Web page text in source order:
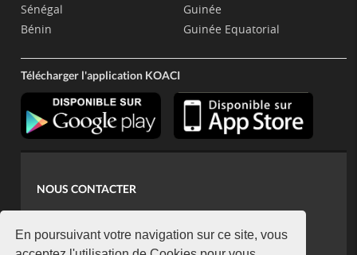
En poursuivant votre navigation sur ce site, vous
Sénégal
Bénin
Guinée
Guinée Equatorial
Télécharger l'application KOACI
NOUS CONTACTER
koaci@yahoo.fr